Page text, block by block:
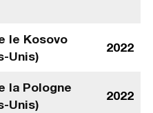
le Kosovo
Unis)
2022
la Pologne
Unis)
2022